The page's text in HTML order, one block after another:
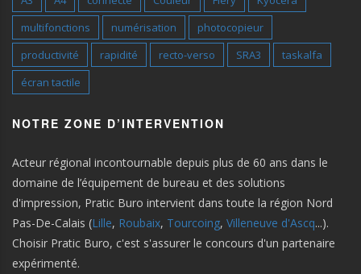
multifonctions
numérisation
photocopieur
productivité
rapidité recto-verso SRA3
taskalfa
écran tactile
NOTRE ZONE D’INTERVENTION
Acteur régional incontournable depuis plus de 60 ans dans le
domaine de l’équipement de bureau et des solutions
d'impression, Pratic Buro intervient dans toute la région Nord
Pas-De-Calais (Lille, Roubaix, Tourcoing, Villeneuve d'Ascq...).
Choisir Pratic Buro, c'est s'assurer le concours d'un partenaire
expérimenté.